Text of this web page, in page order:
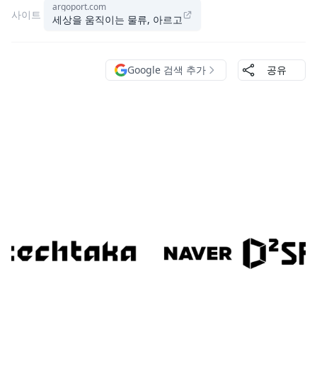
사이트
argoport.com
세상을 움직이는 물류, 아르고
Google 검색 추가 공유